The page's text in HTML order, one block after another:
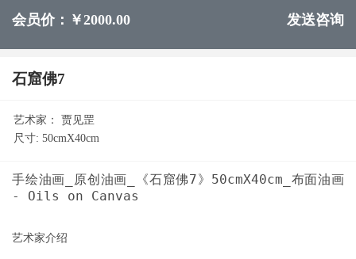
会员价：￥2000.00 发送咨询
石窟佛7
艺术家：
贾见罡
尺寸: 50cmX40cm
手绘油画_原创油画_《石窟佛7》50cmX40cm_布面油画